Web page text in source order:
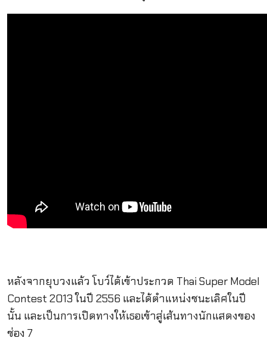
หลังจากยุบวงแล้ว โบว์ได้เข้าประกวด Thai Super Model
Contest 2013 ในปี 2556 และได้ตำแหน่งชนะเลิศในปี
นั้น และเป็นการเปิดทางให้เธอเข้าสู่เส้นทางนักแสดงของ
ช่อง 7